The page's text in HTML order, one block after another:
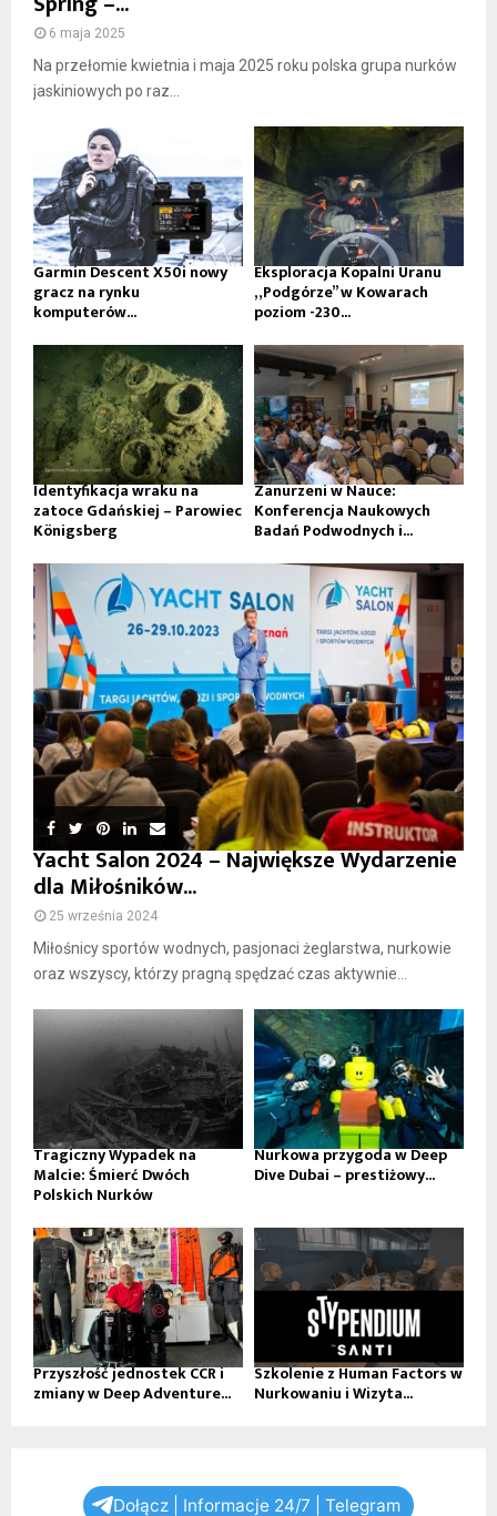
6 maja 2025
Na przełomie kwietnia i maja 2025 roku polska grupa nurków
jaskiniowych po raz...
Garmin Descent X50i nowy
gracz na rynku
komputerów...
Eksploracja Kopalni Uranu
„Podgórze” w Kowarach
poziom -230...
Identyfikacja wraku na
zatoce Gdańskiej – Parowiec
Königsberg
Zanurzeni w Nauce:
Konferencja Naukowych
Badań Podwodnych i...
Yacht Salon 2024 – Największe Wydarzenie
dla Miłośników...
25 września 2024
Miłośnicy sportów wodnych, pasjonaci żeglarstwa, nurkowie
oraz wszyscy, którzy pragną spędzać czas aktywnie...
Tragiczny Wypadek na
Malcie: Śmierć Dwóch
Polskich Nurków
Nurkowa przygoda w Deep
Dive Dubai – prestiżowy...
Przyszłość jednostek CCR i
zmiany w Deep Adventure...
Szkolenie z Human Factors w
Nurkowaniu i Wizyta...
Dołącz | Informacje 24/7 | Telegram